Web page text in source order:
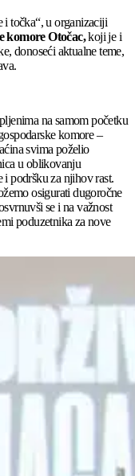
i točka“, u organizaciji
komore Otočac,koji je i
donoseći aktualne teme,
na samom početku
komore –
svima poželio
u oblikovanju
podršku za njihov rast.
osigurati dugoročne
se i na važnost
poduzetnika za nove